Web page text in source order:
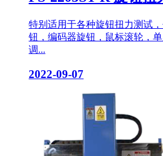
特别适用于各种旋钮扭力测试
钮，编码器旋钮，鼠标滚轮，
调...
2022-09-07